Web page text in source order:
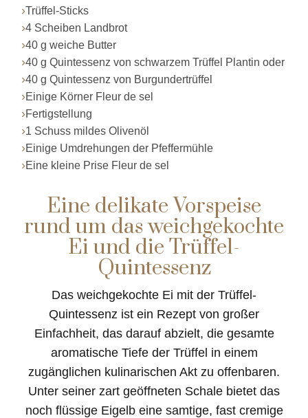
Trüffel-Sticks
4 Scheiben Landbrot
40 g weiche Butter
40 g Quintessenz von schwarzem Trüffel Plantin oder
40 g Quintessenz von Burgundertrüffel
Einige Körner Fleur de sel
Fertigstellung
1 Schuss mildes Olivenöl
Einige Umdrehungen der Pfeffermühle
Eine kleine Prise Fleur de sel
Eine delikate Vorspeise
rund um das weichgekochte
Ei und die Trüffel-
Quintessenz
Das weichgekochte Ei mit der Trüffel-
Quintessenz ist ein Rezept von großer
Einfachheit, das darauf abzielt, die gesamte
aromatische Tiefe der Trüffel in einem
zugänglichen kulinarischen Akt zu offenbaren.
Unter seiner zart geöffneten Schale bietet das
noch flüssige Eigelb eine samtige, fast cremige